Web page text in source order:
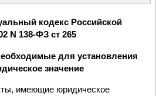
кодекс Российской
N 138-ФЗ ст 265
для установления
значение
имеющие юридическое